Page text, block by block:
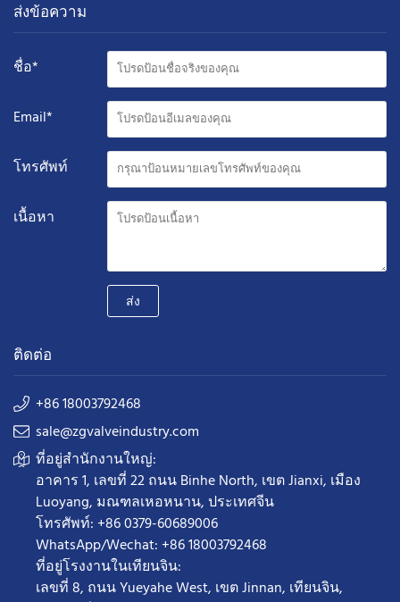
ส่งข้อความ
ชื่อ*
Email*
โทรศัพท์
เนื้อหา
ส่ง
ติดต่อ
+86 18003792468
sale@zgvalveindustry.com
ที่อยู่สำนักงานใหญ่:
อาคาร 1, เลขที่ 22 ถนน Binhe North, เขต Jianxi, เมือง
Luoyang, มณฑลเหอหนาน, ประเทศจีน
โทรศัพท์: +86 0379-60689006
WhatsApp/Wechat: +86 18003792468
ที่อยู่โรงงานในเทียนจิน:
เลขที่ 8, ถนน Yueyahe West, เขต Jinnan, เทียนจิน,